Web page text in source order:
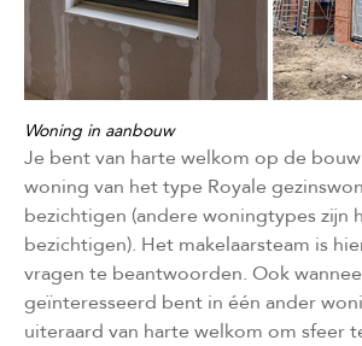
Woning in aanbouw
Je bent van harte welkom op de
woning van het type Royale
bezichtigen (andere woningtypes zijn
bezichtigen). Het makelaarsteam is
vragen te beantwoorden. Ook
geïnteresseerd bent in één ander
uiteraard van harte welkom om sfeer